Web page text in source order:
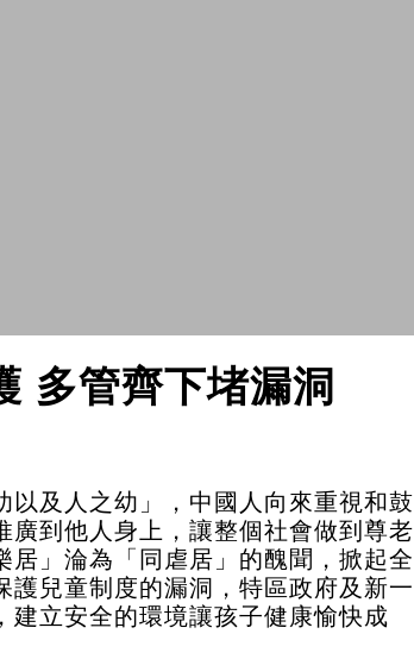
多管齊下堵漏洞
以及人之幼」，中國人向來重視和鼓
廣到他人身上，讓整個社會做到尊老
居」淪為「同虐居」的醜聞，掀起全
護兒童制度的漏洞，特區政府及新一
建立安全的環境讓孩子健康愉快成